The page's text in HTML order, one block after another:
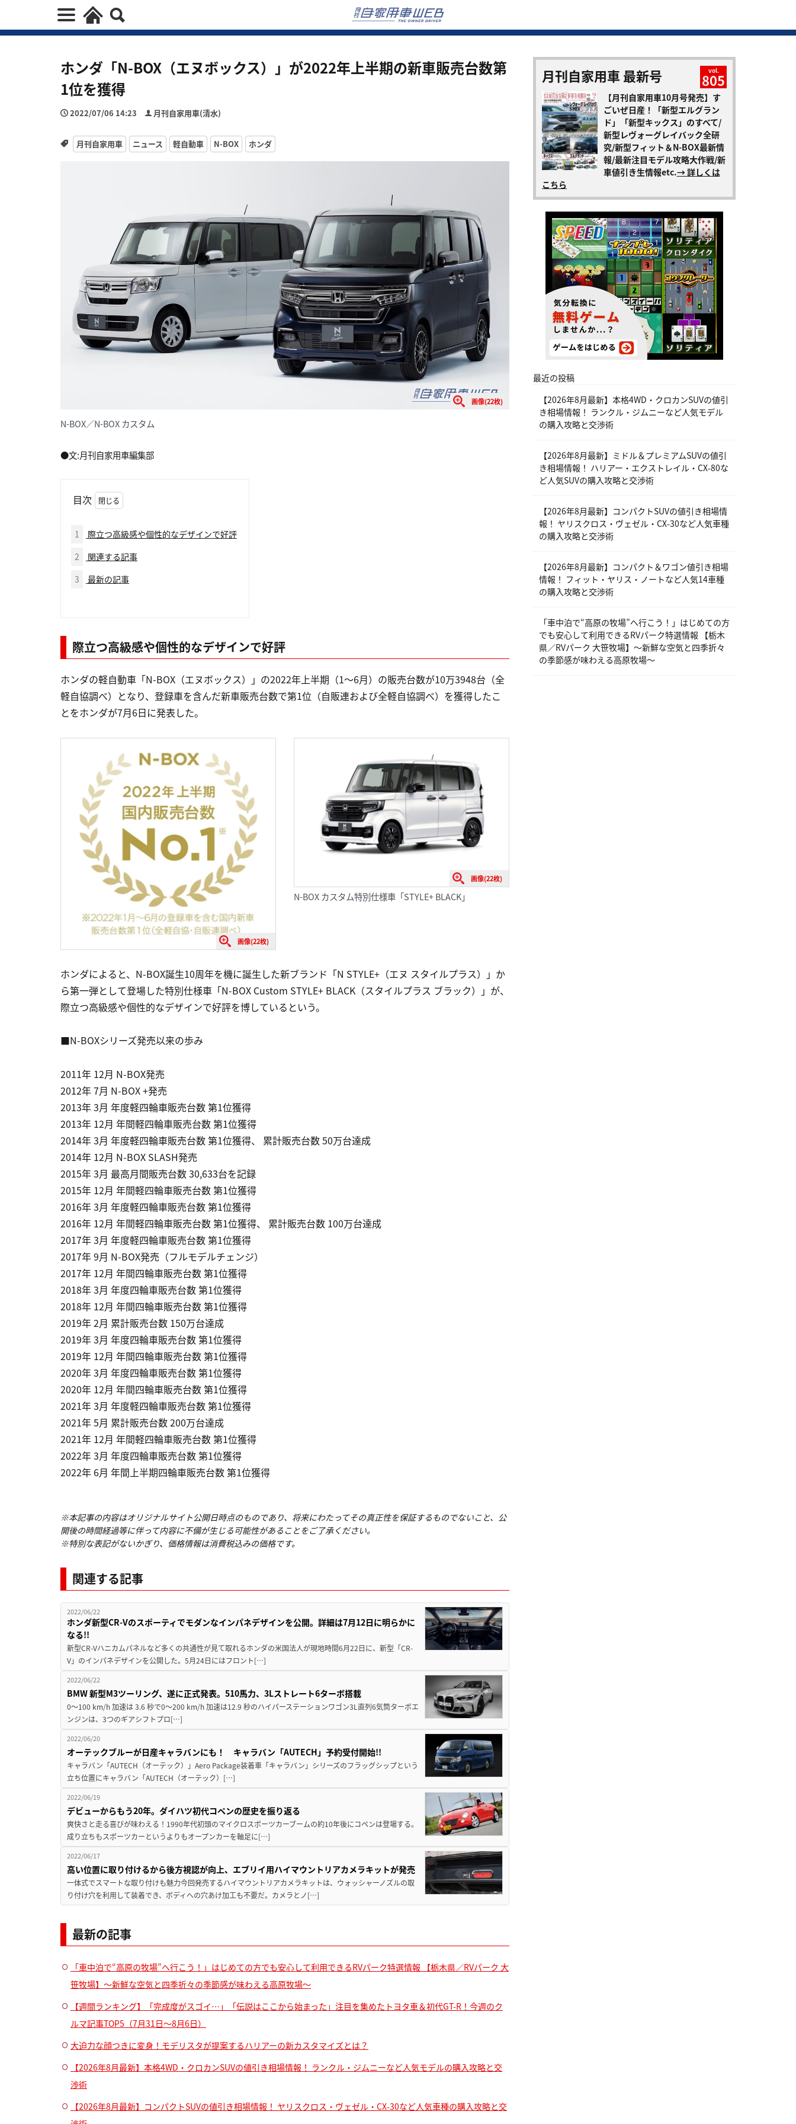
ホンダ「N-BOX（エヌボックス）」が2022年上半期の新車販売台数第
1位を獲得
2022/07/06 14:23 月刊自家用車(清水)
月刊自家用車 ニュース 軽自動車 N-BOX ホンダ
画像(22枚)
N-BOX／N-BOX カスタム
●文:月刊自家用車編集部
目次
1
際立つ高級感や個性的なデザインで好評
2
関連する記事
3
最新の記事
際立つ高級感や個性的なデザインで好評
ホンダの軽自動車「N-BOX（エヌボックス）」の2022年上半期（1〜6月）の販売台数が10万3948台（全
軽自協調べ）となり、登録車を含んだ新車販売台数で第1位（自販連および全軽自協調べ）を獲得したこ
とをホンダが7月6日に発表した。
画像(22枚)
画像(22枚)
N-BOX カスタム特別仕様車「STYLE+ BLACK」
ホンダによると、N-BOX誕生10周年を機に誕生した新ブランド「N STYLE+（エヌ スタイルプラス）」か
ら第一弾として登場した特別仕様車「N-BOX Custom STYLE+ BLACK（スタイルプラス ブラック）」が、
際立つ高級感や個性的なデザインで好評を博しているという。
■N-BOXシリーズ発売以来の歩み
2011年 12月 N-BOX発売
2012年 7月 N-BOX +発売
2013年 3月 年度軽四輪車販売台数 第1位獲得
2013年 12月 年間軽四輪車販売台数 第1位獲得
2014年 3月 年度軽四輪車販売台数 第1位獲得、 累計販売台数 50万台達成
2014年 12月 N-BOX SLASH発売
2015年 3月 最高月間販売台数 30,633台を記録
2015年 12月 年間軽四輪車販売台数 第1位獲得
2016年 3月 年度軽四輪車販売台数 第1位獲得
2016年 12月 年間軽四輪車販売台数 第1位獲得、 累計販売台数 100万台達成
2017年 3月 年度軽四輪車販売台数 第1位獲得
2017年 9月 N-BOX発売（フルモデルチェンジ）
2017年 12月 年間四輪車販売台数 第1位獲得
2018年 3月 年度四輪車販売台数 第1位獲得
2018年 12月 年間四輪車販売台数 第1位獲得
2019年 2月 累計販売台数 150万台達成
2019年 3月 年度四輪車販売台数 第1位獲得
2019年 12月 年間四輪車販売台数 第1位獲得
2020年 3月 年度四輪車販売台数 第1位獲得
2020年 12月 年間四輪車販売台数 第1位獲得
2021年 3月 年度軽四輪車販売台数 第1位獲得
2021年 5月 累計販売台数 200万台達成
2021年 12月 年間軽四輪車販売台数 第1位獲得
2022年 3月 年度四輪車販売台数 第1位獲得
2022年 6月 年間上半期四輪車販売台数 第1位獲得
※本記事の内容はオリジナルサイト公開日時点のものであり、将来にわたってその真正性を保証するものでないこと、公
開後の時間経過等に伴って内容に不備が生じる可能性があることをご了承ください。
※特別な表記がないかぎり、価格情報は消費税込みの価格です。
関連する記事
2022/06/22
ホンダ新型CR-Vのスポーティでモダンなインパネデザインを公開。詳細は7月12日に明らかに
なる!!
新型CR-Vハニカムパネルなど多くの共通性が見て取れるホンダの米国法人が現地時間6月22日に、新型「CR-
V」のインパネデザインを公開した。5月24日にはフロント[…]
2022/06/22
BMW 新型M3ツーリング、遂に正式発表。510馬力、3Lストレート6ターボ搭載
0～100 km/h 加速は 3.6 秒で0～200 km/h 加速は12.9 秒のハイパーステーションワゴン3L直列6気筒ターボエ
ンジンは、3つのギアシフトプロ[…]
2022/06/20
オーテックブルーが日産キャラバンにも！ キャラバン「AUTECH」予約受付開始!!
キャラバン「AUTECH（オーテック）」Aero Package装着車「キャラバン」シリーズのフラッグシップという
立ち位置にキャラバン「AUTECH（オーテック）[…]
2022/06/19
デビューからもう20年。ダイハツ初代コペンの歴史を振り返る
爽快さと走る喜びが味わえる！1990年代初頭のマイクロスポーツカーブームの約10年後にコペンは登場する。
成り立ちもスポーツカーというよりもオープンカーを軸足に[…]
2022/06/17
高い位置に取り付けるから後方視認が向上、エブリイ用ハイマウントリアカメラキットが発売
一体式でスマートな取り付けも魅力今回発売するハイマウントリアカメラキットは、ウォッシャーノズルの取
り付け穴を利用して装着でき、ボディへの穴あけ加工も不要だ。カメラとノ[…]
最新の記事
「車中泊で“高原の牧場”へ行こう！」はじめての方でも安心して利用できるRVパーク特選情報 【栃木県／RVパーク 大
笹牧場】～新鮮な空気と四季折々の季節感が味わえる高原牧場～
【週間ランキング】「完成度がスゴイ…」「伝説はここから始まった」注目を集めたトヨタ車＆初代GT-R！今週のク
ルマ記事TOP5（7月31日〜8月6日）
大迫力な顔つきに変身！モデリスタが提案するハリアーの新カスタマイズとは？
【2026年8月最新】本格4WD・クロカンSUVの値引き相場情報！ ランクル・ジムニーなど人気モデルの購入攻略と交
渉術
【2026年8月最新】コンパクトSUVの値引き相場情報！ ヤリスクロス・ヴェゼル・CX-30など人気車種の購入攻略と交
月刊自家用車 最新号 vol.
805
【月刊自家用車10月号発売】す
ごいぜ日産！「新型エルグラン
ド」「新型キックス」のすべて/
新型レヴォーグレイバック全研
究/新型フィット＆N-BOX最新情
報/最新注目モデル攻略大作戦/新
車値引き生情報etc.→ 詳しくは
こちら
最近の投稿
【2026年8月最新】本格4WD・クロカンSUVの値引
き相場情報！ ランクル・ジムニーなど人気モデル
の購入攻略と交渉術
【2026年8月最新】ミドル＆プレミアムSUVの値引
き相場情報！ ハリアー・エクストレイル・CX-80な
ど人気SUVの購入攻略と交渉術
【2026年8月最新】コンパクトSUVの値引き相場情
報！ ヤリスクロス・ヴェゼル・CX-30など人気車種
の購入攻略と交渉術
【2026年8月最新】コンパクト＆ワゴン値引き相場
情報！ フィット・ヤリス・ノートなど人気14車種
の購入攻略と交渉術
「車中泊で“高原の牧場”へ行こう！」はじめての方
でも安心して利用できるRVパーク特選情報 【栃木
県／RVパーク 大笹牧場】～新鮮な空気と四季折々
の季節感が味わえる高原牧場～